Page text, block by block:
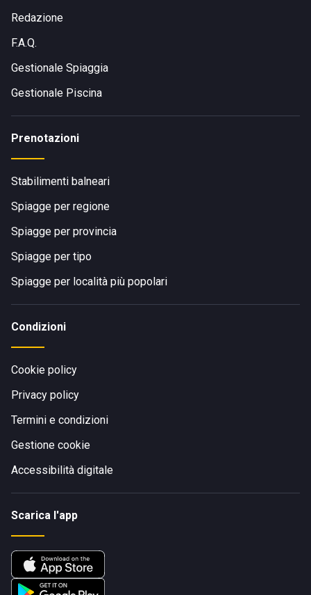
Redazione
F.A.Q.
Gestionale Spiaggia
Gestionale Piscina
Prenotazioni
Stabilimenti balneari
Spiagge per regione
Spiagge per provincia
Spiagge per tipo
Spiagge per località più popolari
Condizioni
Cookie policy
Privacy policy
Termini e condizioni
Gestione cookie
Accessibilità digitale
Scarica l'app